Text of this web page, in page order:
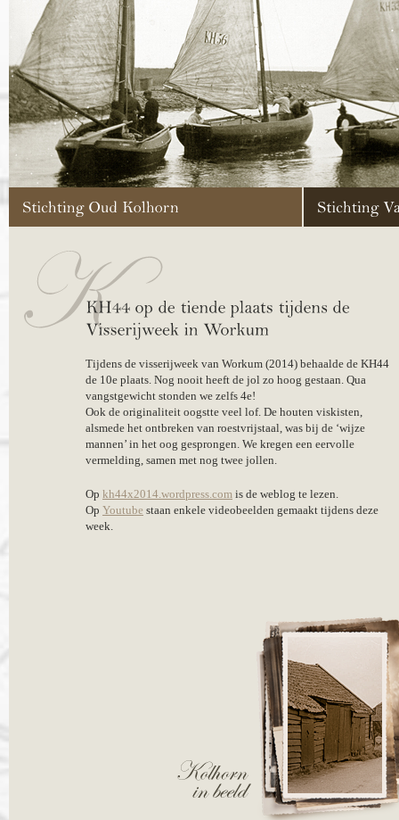
Tijdens de visserijweek van Workum (2014) behaalde de KH44
de 10e plaats. Nog nooit heeft de jol zo hoog gestaan. Qua
vangstgewicht stonden we zelfs 4e!
Ook de originaliteit oogstte veel lof. De houten viskisten,
alsmede het ontbreken van roestvrijstaal, was bij de ‘wijze
mannen’ in het oog gesprongen. We kregen een eervolle
vermelding, samen met nog twee jollen.
Op kh44x2014.wordpress.com is de weblog te lezen.
Op Youtube staan enkele videobeelden gemaakt tijdens deze
week.